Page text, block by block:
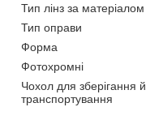
Тип лінз за матеріалом
Тип оправи
Форма
Фотохромні
Чохол для зберігання й
транспортування